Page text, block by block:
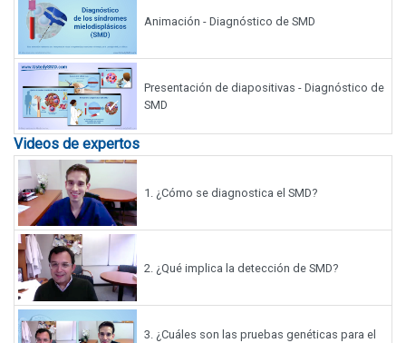
Animación - Diagnóstico de SMD
Presentación de diapositivas - Diagnóstico de
SMD
Videos de expertos
1.¿Cómo se diagnostica el SMD?
2. ¿Qué implica la detección de SMD?
3. ¿Cuáles son las pruebas genéticas para el